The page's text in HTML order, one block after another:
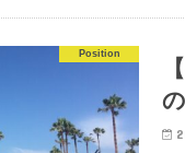
Position